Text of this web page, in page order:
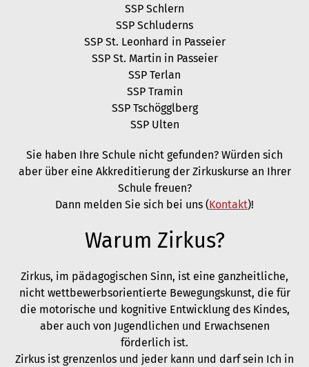
SSP Schlern
SSP Schluderns
SSP St. Leonhard in Passeier
SSP St. Martin in Passeier
SSP Terlan
SSP Tramin
SSP Tschögglberg
SSP Ulten
Sie haben Ihre Schule nicht gefunden? Würden sich
aber über eine Akkreditierung der Zirkuskurse an Ihrer
Schule freuen?
Dann melden Sie sich bei uns (Kontakt)!
Warum Zirkus?
Zirkus, im pädagogischen Sinn, ist eine ganzheitliche,
nicht wettbewerbsorientierte Bewegungskunst, die für
die motorische und kognitive Entwicklung des Kindes,
aber auch von Jugendlichen und Erwachsenen
förderlich ist.
Zirkus ist grenzenlos und jeder kann und darf sein Ich in